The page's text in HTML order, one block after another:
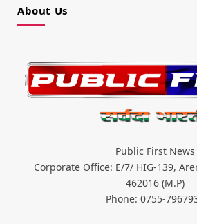
About Us
Public First News
Corporate Office: E/7/ HIG-139,
462016 (M.P)
Phone: 0755-